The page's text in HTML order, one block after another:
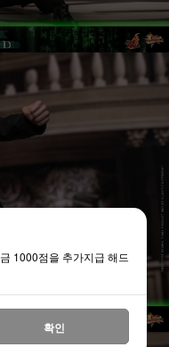
1000점을 추가지급 해드
확인